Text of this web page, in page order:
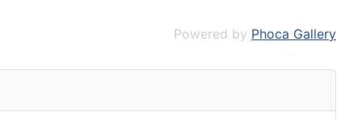
Powered by Phoca Gallery